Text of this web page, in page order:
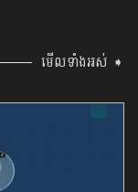
មើលទាំងអស់ ➧